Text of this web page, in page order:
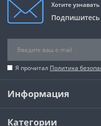
Хотите
Я прочитал Политика
Информация
Категории